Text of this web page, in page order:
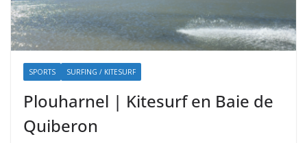
SPORTS SURFING / KITESURF
Plouharnel | Kitesurf en Baie de
Quiberon